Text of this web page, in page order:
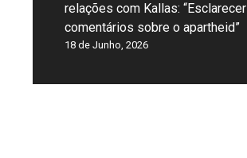
relações com Kallas: “Esclarecer
comentários sobre o apartheid”
18 de Junho, 2026